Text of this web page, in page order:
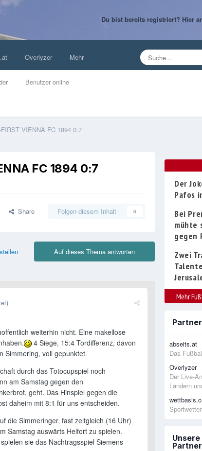
Du bist bereits registriert? Hier
Benutzer online
Overlyzer Mehr
VIENNA FC 1894 0:7
FC 1894 0:7
Share Folgen diesem Inhalt 0
Auf dieses Thema antworten
weiterhin nicht. Eine makellose
4 Siege, 15:4 Tordifferenz, davon
Simmering, voll gepunktet.
durch das Totocupspiel noch
am Samstag gegen den
geht. Das Hinspiel gegen die
daheim mit 8:1 für uns entscheiden.
die Simmeringer, fast zeitgleich (16 Uhr)
Samstag auswärts Helfort zu spielen.
sie das Nachtragsspiel Siemens
Der
Pafos
Bei
mühte
gegen
Zwei
Mehr
abseits.at
Das
Overlyzer
Der Live-
Ländern